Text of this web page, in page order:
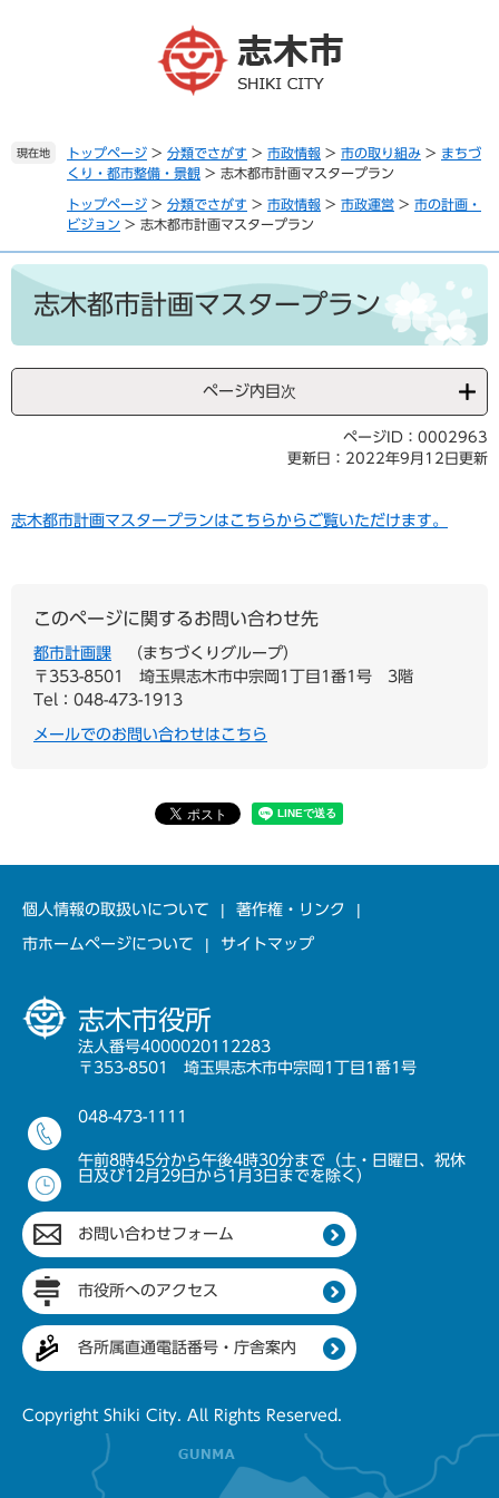
へ
現在地 トップページ > 分類でさがす > 市政情報 > 市の取り組み > まちづ
くり・都市整備・景観 > 志木都市計画マスタープラン
トップページ > 分類でさがす > 市政情報 > 市政運営 > 市の計画・
ビジョン > 志木都市計画マスタープラン
本
志木都市計画マスタープラン
ページ内目次
ページID：0002963
更新日：2022年9月12日更新
志木都市計画マスタープランはこちらからご覧いただけます。
このページに関するお問い合わせ先
都市計画課
まちづくりグループ
〒353-8501
埼玉県志木市中宗岡1丁目1番1号 3階
Tel：048-473-1913
メールでのお問い合わせはこちら
個人情報の取扱いについて 著作権・リンク
市ホームページについて サイトマップ
志木市役所
法人番号4000020112283
〒353-8501 埼玉県志木市中宗岡1丁目1番1号
048-473-1111
午前8時45分から午後4時30分まで（土・日曜日、祝休
日及び12月29日から1月3日までを除く）
お問い合わせフォーム
市役所へのアクセス
各所属直通電話番号・庁舎案内
Copyright Shiki City. All Rights Reserved.